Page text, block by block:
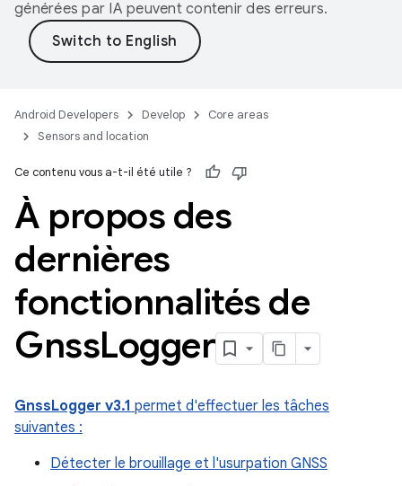
générées par IA peuvent contenir des erreurs.
Android Developers Develop
Core areas
Sensors and location
Ce contenu vous a-t-il été utile ?
À propos des
dernières
fonctionnalités de
GnssLogger
GnssLogger v3.1 permet d'effectuer les tâches
suivantes :
Détecter le brouillage et l'usurpation GNSS